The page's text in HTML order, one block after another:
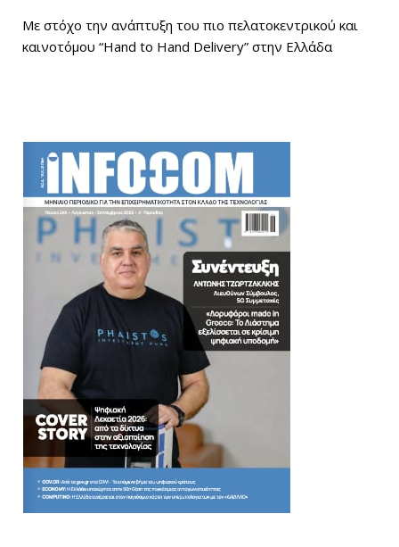
Με στόχο την ανάπτυξη του πιο πελατοκεντρικού και
καινοτόμου “Hand to Hand Delivery” στην Ελλάδα